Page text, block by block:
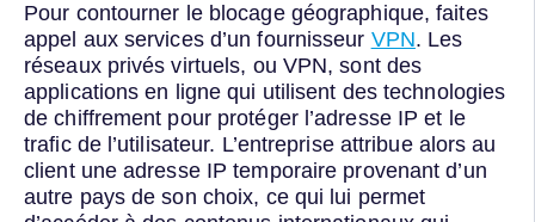
Pour contourner le blocage géographique, faites
appel aux services d’un fournisseur VPN. Les
réseaux privés virtuels, ou VPN, sont des
applications en ligne qui utilisent des technologies
de chiffrement pour protéger l’adresse IP et le
trafic de l’utilisateur. L’entreprise attribue alors au
client une adresse IP temporaire provenant d’un
autre pays de son choix, ce qui lui permet